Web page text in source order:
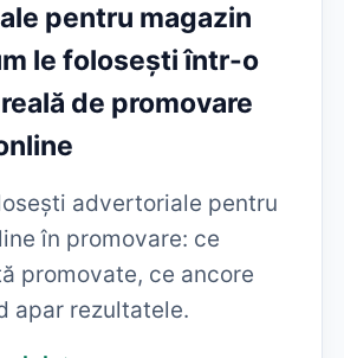
pentru magazin
le folosești într-o
de promovare
advertoriale pentru
în promovare: ce
promovate, ce ancore
apar rezultatele.